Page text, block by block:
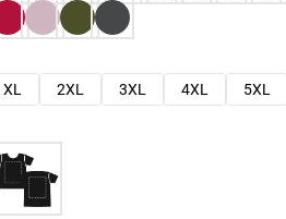
XL 2XL 3XL 4XL
5XL